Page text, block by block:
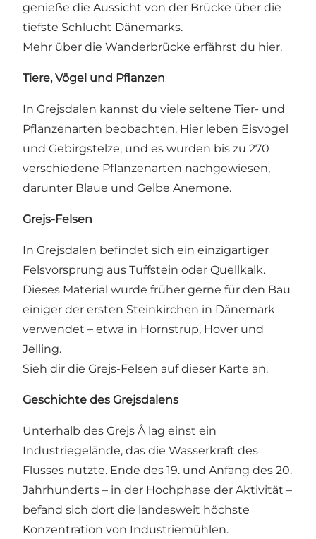
genieße die Aussicht von der Brücke über die
tiefste Schlucht Dänemarks.
Mehr über die Wanderbrücke erfährst du hier.
Tiere, Vögel und Pflanzen
In Grejsdalen kannst du viele seltene Tier- und
Pflanzenarten beobachten. Hier leben Eisvogel
und Gebirgstelze, und es wurden bis zu 270
verschiedene Pflanzenarten nachgewiesen,
darunter Blaue und Gelbe Anemone.
Grejs-Felsen
In Grejsdalen befindet sich ein einzigartiger
Felsvorsprung aus Tuffstein oder Quellkalk.
Dieses Material wurde früher gerne für den Bau
einiger der ersten Steinkirchen in Dänemark
verwendet – etwa in Hornstrup, Hover und
Jelling.
Sieh dir die Grejs-Felsen auf dieser Karte an.
Geschichte des Grejsdalens
Unterhalb des Grejs Å lag einst ein
Industriegelände, das die Wasserkraft des
Flusses nutzte. Ende des 19. und Anfang des 20.
Jahrhunderts – in der Hochphase der Aktivität –
befand sich dort die landesweit höchste
Konzentration von Industriemühlen.